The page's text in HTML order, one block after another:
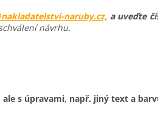
naruby.cz,a uveďte
návrhu.
s úpravami, např. jiný text a